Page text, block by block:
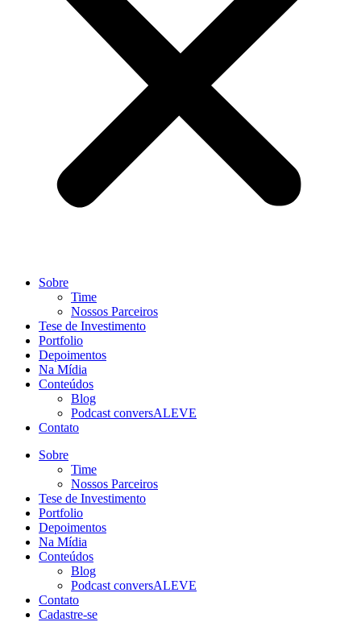
Sobre
Time
Nossos Parceiros
Tese de Investimento
Portfolio
Depoimentos
Na Mídia
Conteúdos
Blog
Podcast conversALEVE
Contato
Sobre
Time
Nossos Parceiros
Tese de Investimento
Portfolio
Depoimentos
Na Mídia
Conteúdos
Blog
Podcast conversALEVE
Contato
Cadastre-se